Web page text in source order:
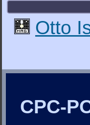
Otto
CPC-